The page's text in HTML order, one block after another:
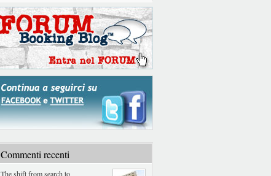
Commenti recenti
The shift from search to